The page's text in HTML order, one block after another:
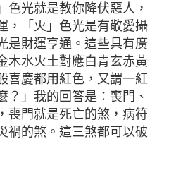
色光就是教你降伏惡人，
，「火」色光是有敬愛攝
是財運亨通。這些具有廣
木水火土對應白青玄赤黃
喜慶都用紅色，又謂一紅
？」我的回答是：喪門、
喪門就是死亡的煞，病符
禍的煞。這三煞都可以破